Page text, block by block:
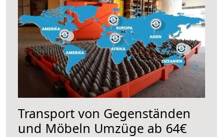
Transport von Gegenständen
und Möbeln Umzüge ab 64€